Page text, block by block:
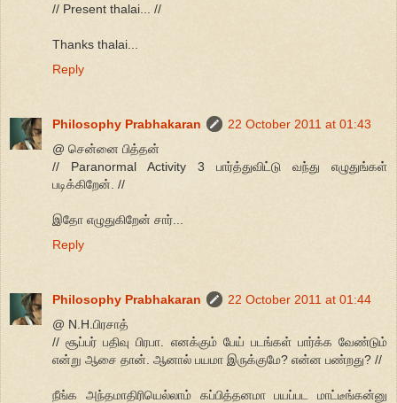
// Present thalai... //
Thanks thalai...
Reply
Philosophy Prabhakaran
22 October 2011 at 01:43
@ சென்னை பித்தன்
// Paranormal Activity 3 பார்த்துவிட்டு வந்து எழுதுங்கள்
படிக்கிறேன். //
இதோ எழுதுகிறேன் சார்...
Reply
Philosophy Prabhakaran
22 October 2011 at 01:44
@ N.H.பிரசாத்
// சூப்பர் பதிவு பிரபா. எனக்கும் பேய் படங்கள் பார்க்க வேண்டும்
என்று ஆசை தான். ஆனால் பயமா இருக்குமே? என்ன பண்றது? //
நீங்க அந்தமாதிரியெல்லாம் கப்பித்தனமா பயப்பட மாட்டீங்கன்னு